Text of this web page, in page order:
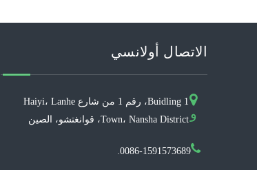
الاتصال أولانسي
و
Buidling 1، رقم 1 من شارع Haiyi، Lanhe
Town، Nansha District، قوانغتشو، الصين
0086-1591573689.